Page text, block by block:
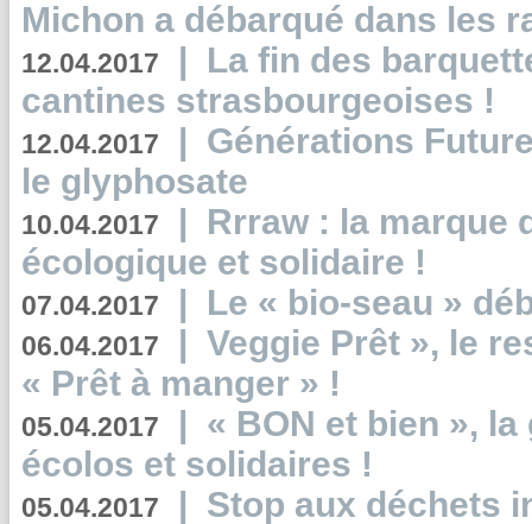
Michon a débarqué dans les
12.04.2017 | La fin des
cantines strasbourgeoises !
12.04.2017 | Générations
le glyphosate
10.04.2017 | Rrraw : la marque
écologique et solidaire !
07.04.2017 | Le « bio-seau »
06.04.2017 | Veggie Prêt », le
« Prêt à manger » !
05.04.2017 | « BON et bien »,
écolos et solidaires !
05.04.2017 | Stop aux déchets